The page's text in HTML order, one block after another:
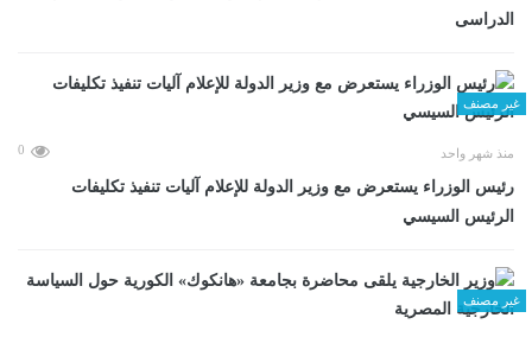
الدراسى
غير مصنف
منذ شهر واحد 0
رئيس الوزراء يستعرض مع وزير الدولة للإعلام آليات تنفيذ تكليفات
الرئيس السيسي
غير مصنف